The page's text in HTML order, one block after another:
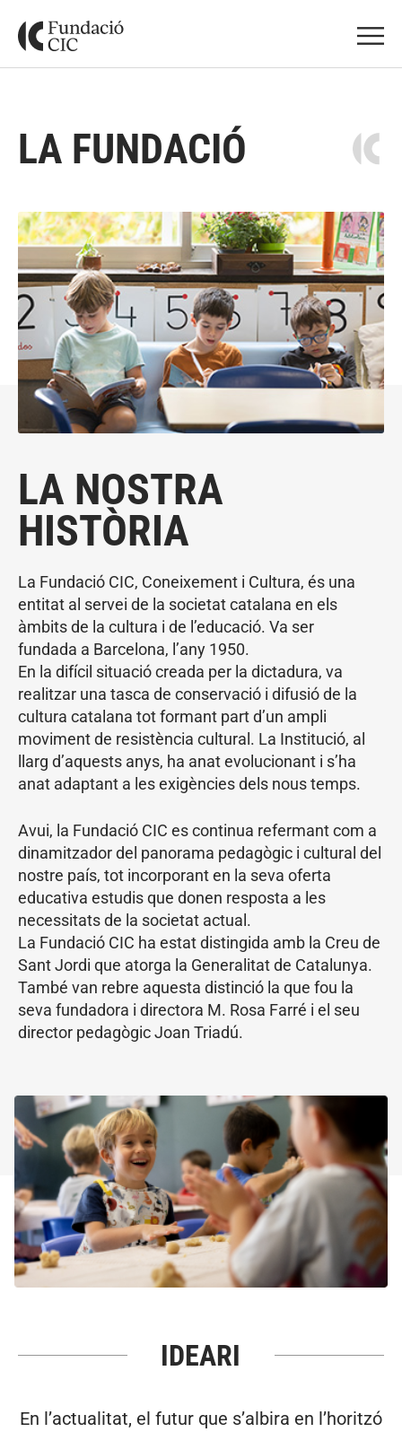
LA FUNDACIÓ
LA NOSTRA
HISTÒRIA
La Fundació CIC, Coneixement i Cultura, és una
entitat al servei de la societat catalana en els
àmbits de la cultura i de l’educació. Va ser
fundada a Barcelona, l’any 1950.
En la difícil situació creada per la dictadura, va
realitzar una tasca de conservació i difusió de la
cultura catalana tot formant part d’un ampli
moviment de resistència cultural. La Institució, al
llarg d’aquests anys, ha anat evolucionant i s’ha
anat adaptant a les exigències dels nous temps.
Avui, la Fundació CIC es continua refermant com a
dinamitzador del panorama pedagògic i cultural del
nostre país, tot incorporant en la seva oferta
educativa estudis que donen resposta a les
necessitats de la societat actual.
La Fundació CIC ha estat distingida amb la Creu de
Sant Jordi que atorga la Generalitat de Catalunya.
També van rebre aquesta distinció la que fou la
seva fundadora i directora M. Rosa Farré i el seu
director pedagògic Joan Triadú.
IDEARI
En l’actualitat, el futur que s’albira en l’horitzó